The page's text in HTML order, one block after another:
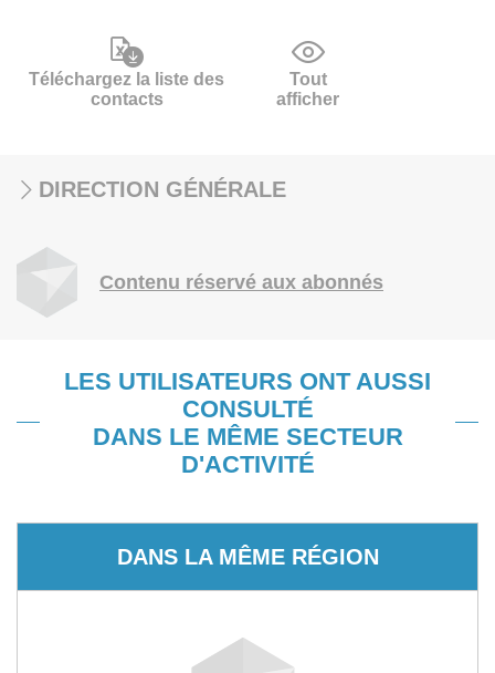
Téléchargez la liste des
contacts
Tout
afficher
DIRECTION GÉNÉRALE
Contenu réservé aux abonnés
LES UTILISATEURS ONT AUSSI
CONSULTÉ
DANS LE MÊME SECTEUR
D'ACTIVITÉ
DANS LA MÊME RÉGION